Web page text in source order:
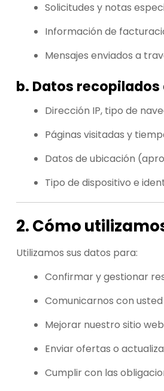
Solicitudes y notas
Información de
Mensajes enviados a
b. Datos
Dirección IP, tipo de
Páginas visitadas y
Datos de ubicación
Tipo de dispositivo e
2. Cómo
Utilizamos sus datos para:
Confirmar y gestionar
Comunicarnos con
Mejorar nuestro sitio
Enviar ofertas o
Cumplir con las